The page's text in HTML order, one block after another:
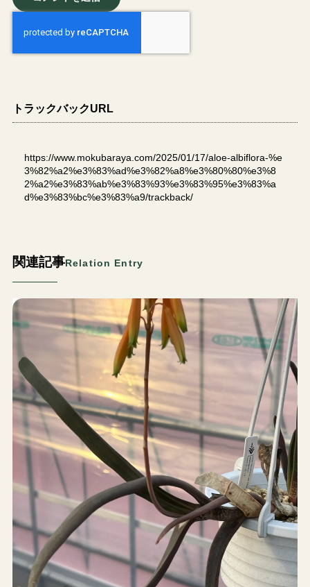
トラックバックURL
https://www.mokubaraya.com/2025/01/17/aloe-albiflora-%e
3%82%a2%e3%83%ad%e3%82%a8%e3%80%80%e3%8
2%a2%e3%83%ab%e3%83%93%e3%83%95%e3%83%a
d%e3%83%bc%e3%83%a9/trackback/
関連記事Relation Entry